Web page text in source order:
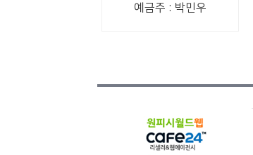
예금주 : 박민우